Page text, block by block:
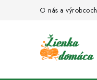
O nás a výrobcoch